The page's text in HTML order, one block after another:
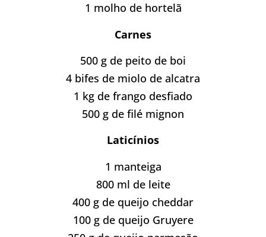
1 molho de hortelã
Carnes
500 g de peito de boi
4 bifes de miolo de alcatra
1 kg de frango desfiado
500 g de filé mignon
Laticínios
1 manteiga
800 ml de leite
400 g de queijo cheddar
100 g de queijo Gruyere